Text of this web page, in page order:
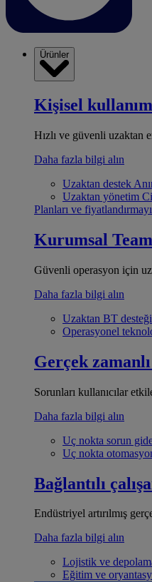
Ürünler
Kişisel
Hızlı ve güvenli uzaktan
Daha fazla bilgi alın
Uzaktan destek
Uzaktan yönetim
Planları ve
Kurumsal
Güvenli operasyon için
Daha fazla bilgi alın
Uzaktan BT desteği
Operasyonel
Gerçek
Sorunları kullanıcılar
Daha fazla bilgi alın
Uç nokta sorun
Uç nokta
Bağlantılı
Endüstriyel artırılmış
Daha fazla bilgi alın
Lojistik ve
Eğitim ve